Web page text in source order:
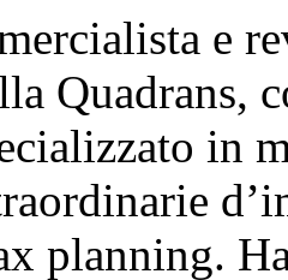
e
Quadrans,
in
planning.